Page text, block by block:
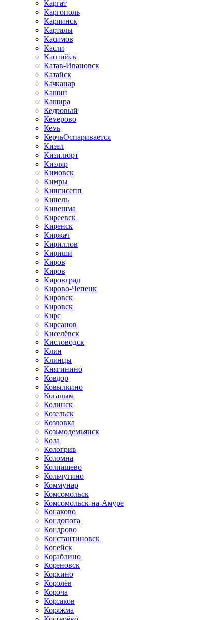
Каргат
Каргополь
Карпинск
Карталы
Касимов
Касли
Каспийск
Катав-Ивановск
Катайск
Качканар
Кашин
Кашира
Кедровый
Кемерово
Кемь
КерчьОспаривается
Кизел
Кизилюрт
Кизляр
Кимовск
Кимры
Кингисепп
Кинель
Кинешма
Киреевск
Киренск
Киржач
Кириллов
Кириши
Киров
Киров
Кировград
Кирово-Чепецк
Кировск
Кировск
Кирс
Кирсанов
Киселёвск
Кисловодск
Клин
Клинцы
Княгинино
Ковдор
Ковылкино
Когалым
Кодинск
Козельск
Козловка
Козьмодемьянск
Кола
Кологрив
Коломна
Колпашево
Кольчугино
Коммунар
Комсомольск
Комсомольск-на-Амуре
Конаково
Кондопога
Кондрово
Константиновск
Копейск
Кораблино
Кореновск
Коркино
Королёв
Короча
Корсаков
Коряжма